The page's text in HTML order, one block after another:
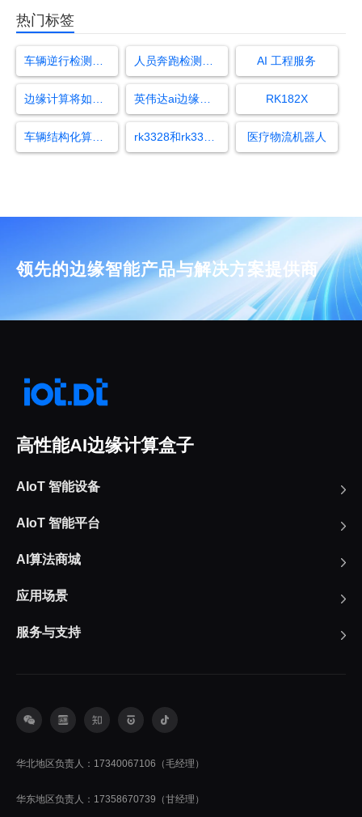
热门标签
车辆逆行检测算法 人员奔跑检测算法 AI 工程服务
边缘计算将如何影响人工智能 英伟达ai边缘计算盒子无人机 RK182X
车辆结构化算法开发 rk3328和rk3368哪个好 医疗物流机器人
领先的边缘智能产品与解决方案提供商
高性能AI边缘计算盒子
AIoT 智能设备
AIoT 智能平台
AI算法商城
应用场景
服务与支持
华北地区负责人：17340067106（毛经理）
华东地区负责人：17358670739（甘经理）